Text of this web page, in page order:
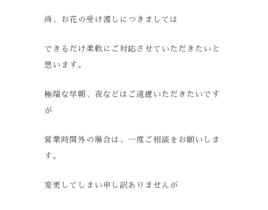
尚、お花の受け渡しにつきましては
できるだけ柔軟にご対応させていただきたいと
思います。
極端な早朝、夜などはご遠慮いただきたいです
が
営業時間外の場合は、一度ご相談をお願いしま
す。
変更してしまい申し訳ありませんが